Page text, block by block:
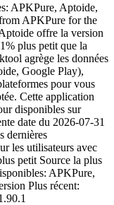
APKPure, Aptoide,
APKPure for the
offre la version
plus petit que la
agrège les données
Google Play),
pour vous
Cette application
disponibles sur
date du 2026-07-31
dernières
les utilisateurs avec
petit Source la plus
APKPure,
Plus récent: